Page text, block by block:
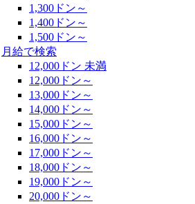
1,300ドン～
1,400ドン～
1,500ドン～
月給で検索
12,000ドン 未満
12,000ドン～
13,000ドン～
14,000ドン～
15,000ドン～
16,000ドン～
17,000ドン～
18,000ドン～
19,000ドン～
20,000ドン～